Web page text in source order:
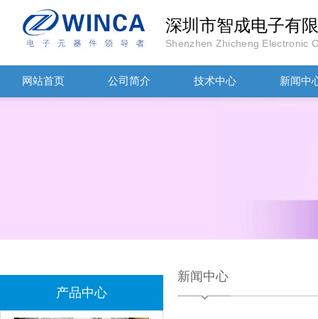
深圳市智成电子有
Shenzhen Zhicheng Electronic
网站首页 公司简介 技术中心 新闻中
产品中心
新闻中心